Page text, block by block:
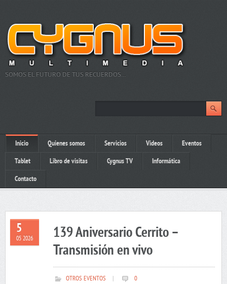
SOMOS EL FUTURO DE TUS RECUERDOS…
Inicio Quienes somos Servicios Videos Eventos
Tablet Libro de visitas Cygnus TV Informática
Contacto
5
05 2026
139 Aniversario Cerrito –
Transmisión en vivo
OTROS EVENTOS 0